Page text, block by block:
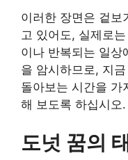
이러한 장면은 겉보
고 있어도, 실제로
이나 반복되는 일상
을 암시하므로, 지
돌아보는 시간을 가
해 보도록 하십시오.
도넛 꿈의